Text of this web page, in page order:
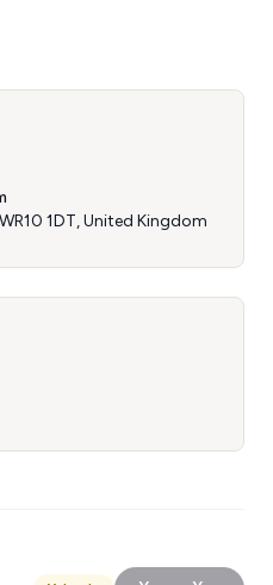
1DT, United Kingdom